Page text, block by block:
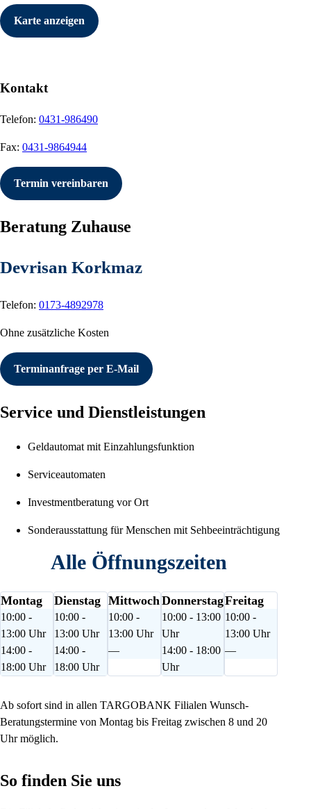
Karte anzeigen
Kontakt
Telefon: 0431-986490
Fax: 0431-9864944
Termin vereinbaren
Beratung Zuhause
Devrisan Korkmaz
Telefon: 0173-4892978
Ohne zusätzliche Kosten
Terminanfrage per E-Mail
Service und Dienstleistungen
Geldautomat mit Einzahlungsfunktion
Serviceautomaten
Investmentberatung vor Ort
Sonderausstattung für Menschen mit Sehbeeinträchtigung
Alle Öffnungszeiten
Montag
10:00 -
13:00 Uhr
14:00 -
18:00 Uhr
Dienstag
10:00 -
13:00 Uhr
14:00 -
18:00 Uhr
Mittwoch
10:00 -
13:00 Uhr
—
Donnerstag
10:00 - 13:00
Uhr
14:00 - 18:00
Uhr
Freitag
10:00 -
13:00 Uhr
—
Ab sofort sind in allen TARGOBANK Filialen Wunsch-
Beratungstermine von Montag bis Freitag zwischen 8 und 20
Uhr möglich.
So finden Sie uns